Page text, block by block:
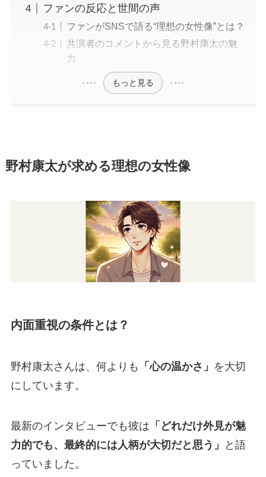
ファンの反応と世間の声
ファンがSNSで語る“理想の女性像”とは？
共演者のコメントから見る野村康太の魅
力
もっと見る
野村康太が求める理想の女性像
内面重視の条件とは？
野村康太さんは、何よりも 「心の温かさ」 を大切
にしています。
最新のインタビューでも彼は 「どれだけ外見が魅
力的でも、最終的には人柄が大切だと思う」
と語
っていました。